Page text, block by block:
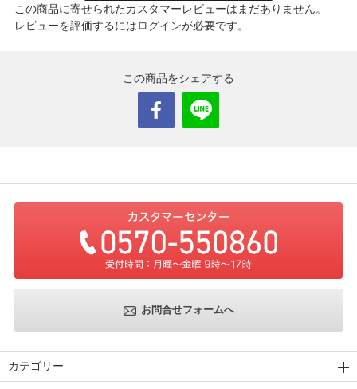
この商品に寄せられたカスタマーレビューはまだありません。
レビューを評価するにはログインが必要です。
この商品をシェアする
お問合せフォームへ
カテゴリー